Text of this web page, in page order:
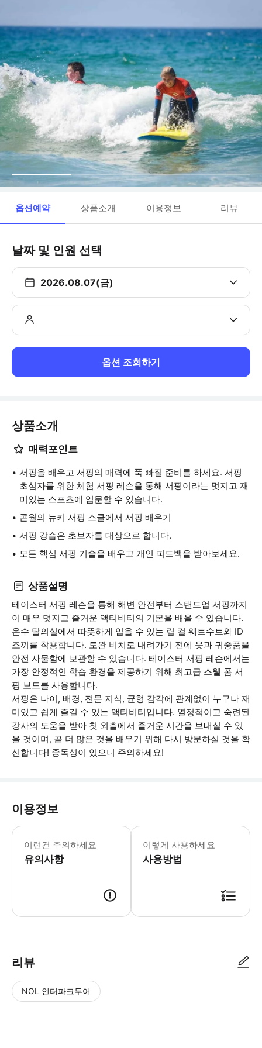
옵션예약 상품소개 이용정보 리뷰
날짜 및 인원 선택
2026.08.07(금)
옵션 조회하기
상품소개
매력포인트
서핑을 배우고 서핑의 매력에 푹 빠질 준비를 하세요. 서핑
초심자를 위한 체험 서핑 레슨을 통해 서핑이라는 멋지고 재
미있는 스포츠에 입문할 수 있습니다.
콘월의 뉴키 서핑 스쿨에서 서핑 배우기
서핑 강습은 초보자를 대상으로 합니다.
모든 핵심 서핑 기술을 배우고 개인 피드백을 받아보세요.
상품설명
테이스터 서핑 레슨을 통해 해변 안전부터 스탠드업 서핑까지
이 매우 멋지고 즐거운 액티비티의 기본을 배울 수 있습니다.
온수 탈의실에서 따뜻하게 입을 수 있는 립 컬 웨트수트와 ID
조끼를 착용합니다. 토완 비치로 내려가기 전에 옷과 귀중품을
안전 사물함에 보관할 수 있습니다. 테이스터 서핑 레슨에서는
가장 안정적인 학습 환경을 제공하기 위해 최고급 스웰 폼 서
핑 보드를 사용합니다.
서핑은 나이, 배경, 전문 지식, 균형 감각에 관계없이 누구나 재
미있고 쉽게 즐길 수 있는 액티비티입니다. 열정적이고 숙련된
강사의 도움을 받아 첫 외출에서 즐거운 시간을 보내실 수 있
을 것이며, 곧 더 많은 것을 배우기 위해 다시 방문하실 것을 확
신합니다! 중독성이 있으니 주의하세요!
이용정보
이런건 주의하세요
유의사항
* 소요시간 : 120분 (옵션에 따라 소요
이렇게 사용하세요
사용방법
리뷰
NOL 인터파크투어